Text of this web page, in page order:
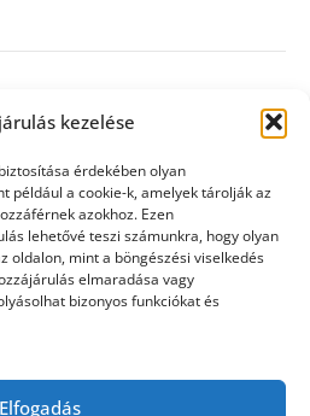
kezelése
érdekében olyan
például a cookie-k, amelyek tárolják az
azokhoz. Ezen
lehetővé teszi számunkra, hogy olyan
oldalon, mint a böngészési viselkedés
elmaradása vagy
bizonyos funkciókat és
Elfogadás